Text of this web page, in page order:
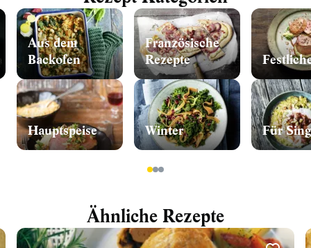
Aus dem
Backofen
Hauptspeise
Französische
Rezepte
Winter Für
123
Ähnliche Rezepte